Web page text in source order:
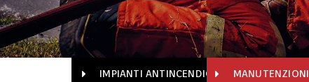
IMPIANTI ANTINCENDIO MANUTENZIONI